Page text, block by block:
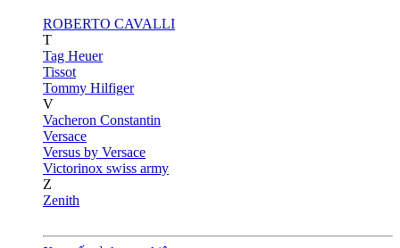
ROBERTO CAVALLI
T
Tag Heuer
Tissot
Tommy Hilfiger
V
Vacheron Constantin
Versace
Versus by Versace
Victorinox swiss army
Z
Zenith